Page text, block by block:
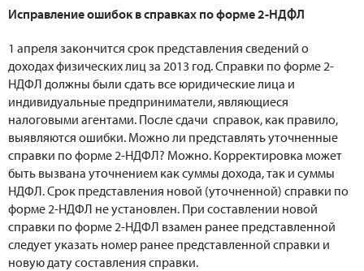
Исправление ошибок в справках по форме 2-НДФЛ
1 апреля закончится срок представления сведений о
доходах физических лиц за 2013 год. Справки по форме 2-
НДФЛ должны были сдать все юридические лица и
индивидуальные предприниматели, являющиеся
налоговыми агентами. После сдачи справок, как правило,
выявляются ошибки. Можно ли представлять уточненные
справки по форме 2-НДФЛ? Можно. Корректировка может
быть вызвана уточнением как суммы дохода, так и суммы
НДФЛ. Срок представления новой (уточненной) справки по
форме 2-НДФЛ не установлен. При составлении новой
справки по форме 2-НДФЛ взамен ранее представленной
следует указать номер ранее представленной справки и
новую дату составления справки.